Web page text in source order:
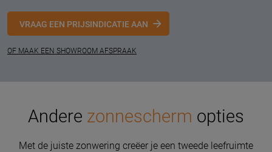
VRAAG EEN PRIJSINDICATIE AAN
OF MAAK EEN SHOWROOM AFSPRAAK
Andere zonnescherm opties
Met de juiste zonwering creëer je een tweede leefruimte